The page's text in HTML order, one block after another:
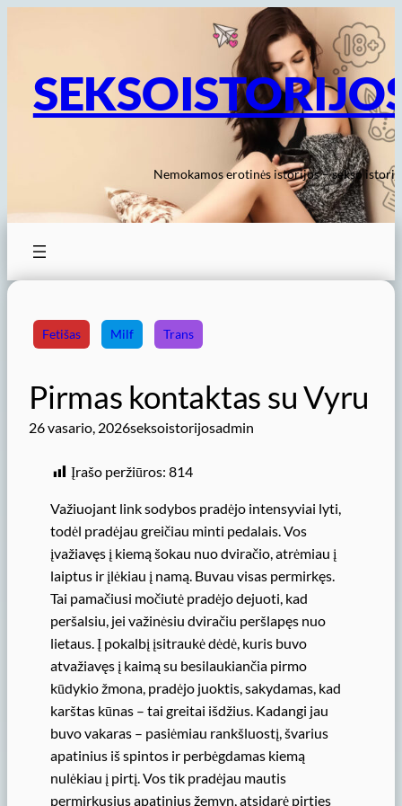
Nemokamos erotinės istorijos – sekso
Fetišas Milf Trans
Pirmas kontaktas su Vyru
26 vasario, 2026seksoistorijosadmin
Įrašo peržiūros: 814
Važiuojant link sodybos pradėjo intensyviai lyti,
todėl pradėjau greičiau minti pedalais. Vos
įvažiavęs į kiemą šokau nuo dviračio, atrėmiau į
laiptus ir įlėkiau į namą. Buvau visas permirkęs.
Tai pamačiusi močiutė pradėjo dejuoti, kad
peršalsiu, jei važinėsiu dviračiu peršlapęs nuo
lietaus. Į pokalbį įsitraukė dėdė, kuris buvo
atvažiavęs į kaimą su besilaukiančia pirmo
kūdykio žmona, pradėjo juoktis, sakydamas, kad
karštas kūnas – tai greitai išdžius. Kadangi jau
buvo vakaras – pasiėmiau rankšluostį, švarius
apatinius iš spintos ir perbėgdamas kiemą
nulėkiau į pirtį. Vos tik pradėjau mautis
permirkusius apatinius žemyn, atsidarė pirties